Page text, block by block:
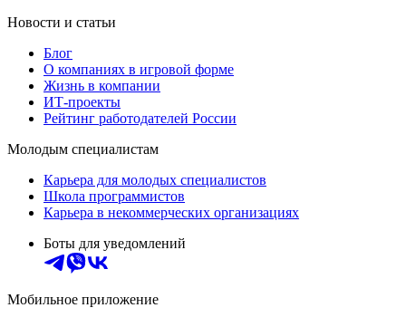
Новости и статьи
Блог
О компаниях в игровой форме
Жизнь в компании
ИТ-проекты
Рейтинг работодателей России
Молодым специалистам
Карьера для молодых специалистов
Школа программистов
Карьера в некоммерческих организациях
Боты для уведомлений
Мобильное приложение